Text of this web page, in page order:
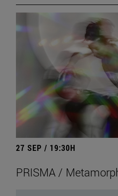
27 SEP / 19:30H
PRISMA /